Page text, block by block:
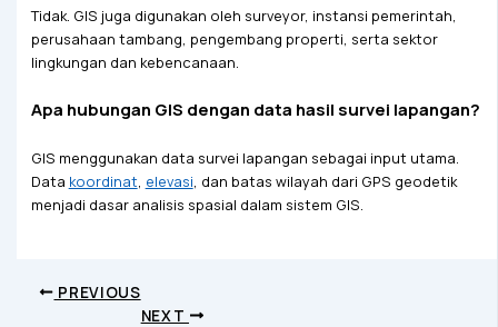
Tidak. GIS juga digunakan oleh surveyor, instansi pemerintah,
perusahaan tambang, pengembang properti, serta sektor
lingkungan dan kebencanaan.
Apa hubungan GIS dengan data hasil survei lapangan?
GIS menggunakan data survei lapangan sebagai input utama.
Data koordinat, elevasi, dan batas wilayah dari GPS geodetik
menjadi dasar analisis spasial dalam sistem GIS.
PREVIOUS
NEXT